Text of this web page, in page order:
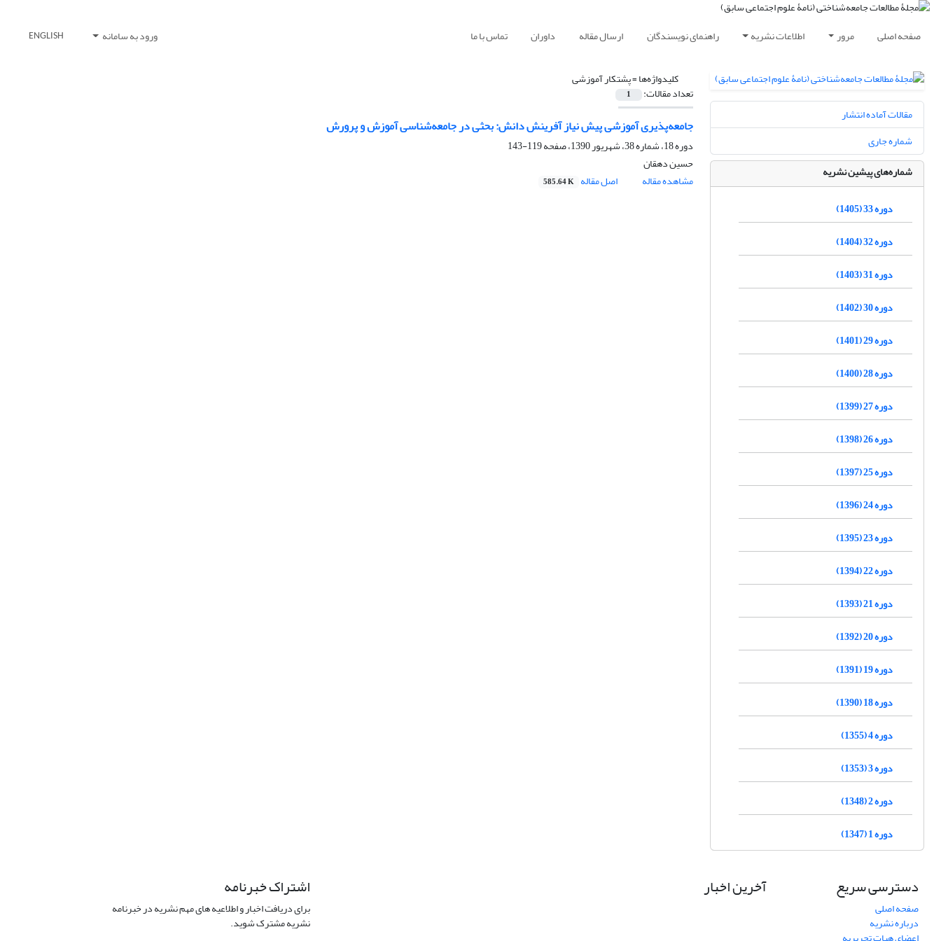
صفحه اصلی مرور اطلاعات نشریه راهنمای نویسندگان ارسال مقاله داوران تماس با ما ورود به سامانه ENGLISH
کلیدواژه‌ها =پشتکار آموزشی
تعداد مقالات: 1
جامعه‌پذیری آموزشی پیش نیاز آفرینش دانش: بحثی در جامعه‌شناسی آموزش و پرورش
دوره 18، شماره 38، شهریور 1390، صفحه
119-143
حسین دهقان
مشاهده مقاله
اصل مقاله 585.64 K
مقالات آماده انتشار
شماره جاری
شماره‌های پیشین نشریه
دوره 33 (1405)
دوره 32 (1404)
دوره 31 (1403)
دوره 30 (1402)
دوره 29 (1401)
دوره 28 (1400)
دوره 27 (1399)
دوره 26 (1398)
دوره 25 (1397)
دوره 24 (1396)
دوره 23 (1395)
دوره 22 (1394)
دوره 21 (1393)
دوره 20 (1392)
دوره 19 (1391)
دوره 18 (1390)
دوره 4 (1355)
دوره 3 (1353)
دوره 2 (1348)
دوره 1 (1347)
دسترسی سریع
صفحه اصلی
درباره نشریه
آخرین اخبار اشتراک خبرنامه
برای دریافت اخبار و اطلاعیه های مهم نشریه در خبرنامه
نشریه مشترک شوید.